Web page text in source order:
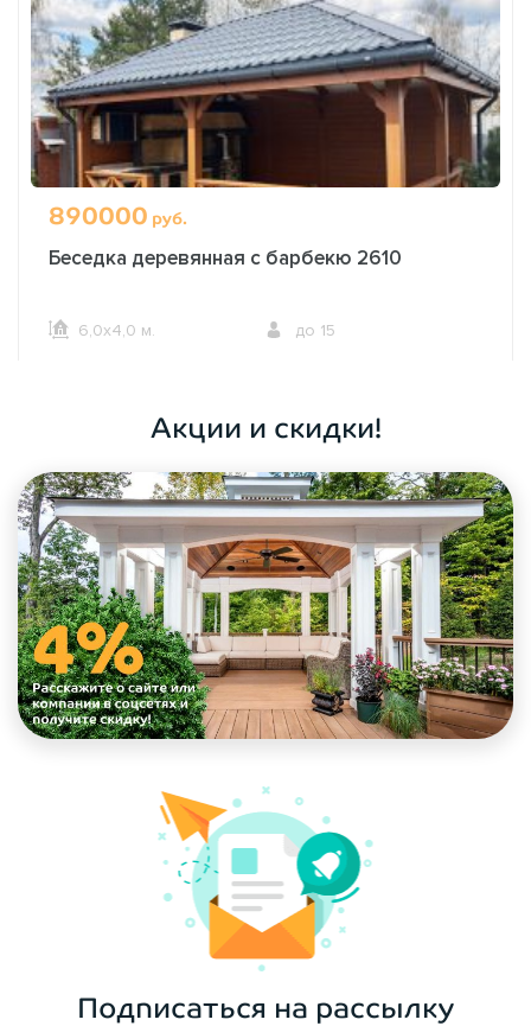
890000 руб.
Беседка деревянная с барбекю 2610
6,0х4,0 м. до 15
Акции и скидки!
Подписаться на рассылку